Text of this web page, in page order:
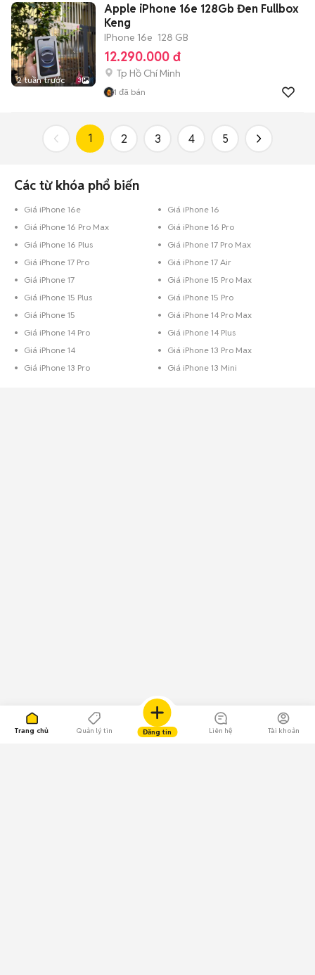
Trang chủ Quản lý tin Đăng tin Liên hệ Tài khoản
2 tuần trước 3
Apple iPhone 16e 128Gb Đen Fullbox
Keng
IPhone 16e 128 GB
12.290.000 đ
Tp Hồ Chí Minh
1 đã bán
1 2 3 4 5
Các từ khóa phổ biến
Giá iPhone 16e
Giá iPhone 16
Giá iPhone 16 Pro Max
Giá iPhone 16 Pro
Giá iPhone 16 Plus
Giá iPhone 17 Pro Max
Giá iPhone 17 Pro
Giá iPhone 17 Air
Giá iPhone 17
Giá iPhone 15 Pro Max
Giá iPhone 15 Plus
Giá iPhone 15 Pro
Giá iPhone 15
Giá iPhone 14 Pro Max
Giá iPhone 14 Pro
Giá iPhone 14 Plus
Giá iPhone 14
Giá iPhone 13 Pro Max
Giá iPhone 13 Pro
Giá iPhone 13 Mini